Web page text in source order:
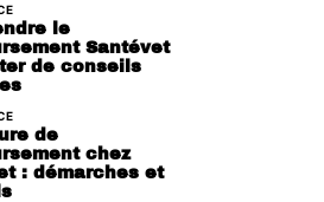
le
Santévet
de conseils
de
chez
: démarches et